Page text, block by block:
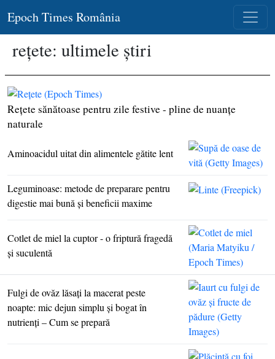
Epoch Times România
rețete: ultimele știri
Reţete sănătoase pentru zile festive - pline de nuanţe
naturale
Aminoacidul uitat din alimentele gătite lent
Leguminoase: metode de preparare pentru
digestie mai bună şi beneficii maxime
Cotlet de miel la cuptor - o friptură fragedă
şi suculentă
Fulgi de ovăz lăsaţi la macerat peste
noapte: mic dejun simplu şi bogat în
nutrienţi – Cum se prepară